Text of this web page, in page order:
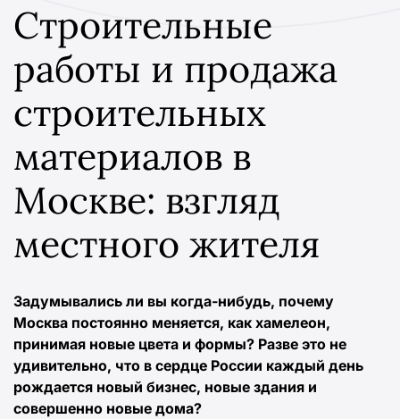
Строительные
работы и продажа
строительных
материалов в
Москве: взгляд
местного жителя
Задумывались ли вы когда-нибудь, почему
Москва постоянно меняется, как хамелеон,
принимая новые цвета и формы? Разве это не
удивительно, что в сердце России каждый день
рождается новый бизнес, новые здания и
совершенно новые дома?